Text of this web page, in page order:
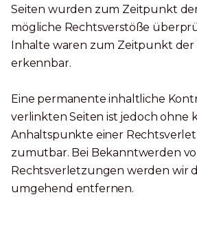
Seiten wurden zum Zeitpunkt
mögliche Rechtsverstöße
Inhalte waren zum Zeitpunkt
erkennbar.
Eine permanente inhaltliche
verlinkten Seiten ist jedoch ohne
Anhaltspunkte einer
zumutbar. Bei Bekanntwerden
Rechtsverletzungen werden wir
umgehend entfernen.